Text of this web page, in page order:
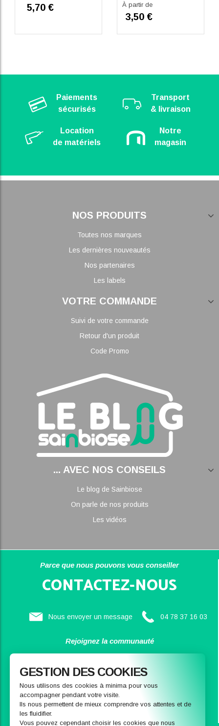
5,70 €
50 m
À partir de
3,50 €
Paiements
sécurisés
Transport
& livraison
Location
de matériels
Notre
magasin
NOS PRODUITS
Toutes nos marques
Les dernières nouveautés
Nos partenaires
Les labels
VOTRE COMMANDE
Suivi de votre commande
Retour d'un produit
Code Promo
... AVEC NOS CONSEILS
Le blog de Sainbiose
On parle de nos produits
Les vidéos
Parce que nous pouvons vous conseiller
CONTACTEZ-NOUS
Nous envoyer un message 04 78 37 16 03
Rejoignez la communauté
SAINBIOSE
GESTION DES COOKIES
Nous utilisons des cookies à minima pour vous
accompagner pendant votre visite.
Ils nous permettent de mieux comprendre vos attentes et de
les fluidifier.
Vous pouvez cependant choisir les cookies que nous